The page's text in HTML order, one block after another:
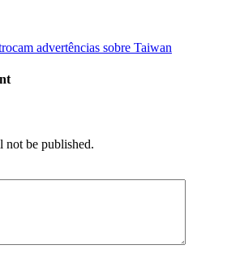
advertências sobre Taiwan
not be published.